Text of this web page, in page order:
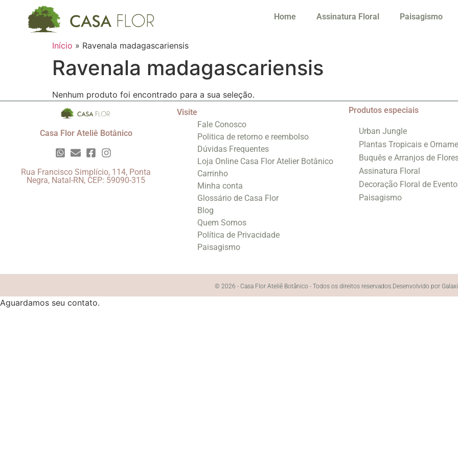
Home Assinatura Floral Paisagismo
Início » Ravenala madagascariensis
Ravenala madagascariensis
Nenhum produto foi encontrado para a sua seleção.
Casa Flor Ateliê Botânico
Rua Francisco Simplício, 114, Ponta
Negra, Natal-RN, CEP: 59090-315
Visite
Fale Conosco
Politica de retorno e reembolso
Dúvidas Frequentes
Loja Online Casa Flor Atelier Botânico
Carrinho
Minha conta
Glossário de Casa Flor
Blog
Quem Somos
Política de Privacidade
Paisagismo
Produtos especiais
Urban Jungle
Plantas Tropicais e
Buquês e Arranjos de
Assinatura Floral
Decoração Floral de
Paisagismo
© 2026 - Casa Flor Ateliê Botânico - Todos os direitos reservados.Desenvolvido por
Aguardamos seu contato.